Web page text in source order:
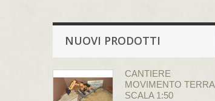
NUOVI PRODOTTI
CANTIERE
MOVIMENTO TERRA
SCALA 1:50